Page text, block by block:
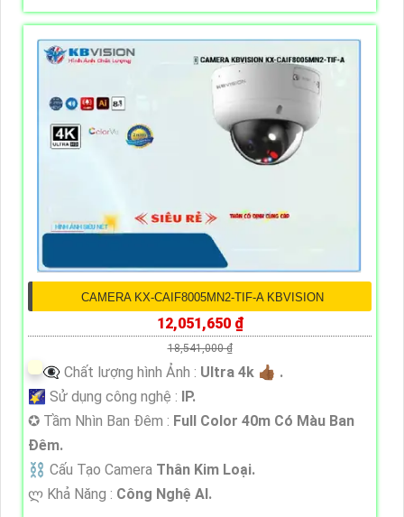
CAMERA KX-CAIF8005MN2-TIF-A KBVISION
12,051,650 ₫
18,541,000 ₫
👁️‍🗨 Chất lượng hình Ảnh : Ultra 4k 👍🏾 .
🌠 Sử dụng công nghệ : IP.
✪ Tầm Nhìn Ban Đêm : Full Color 40m Có Màu Ban
Đêm.
⛓ Cấu Tạo Camera Thân Kim Loại.
️ლ Khả Năng : Công Nghệ AI.